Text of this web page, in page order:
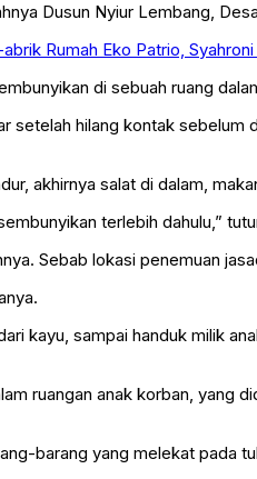
Dusun Nyiur Lembang,
Rumah Eko Patrio,
di sebuah ruang
hilang kontak
akhirnya salat di dalam,
terlebih dahulu,”
Sebab lokasi penemuan
kayu, sampai handuk milik
ruangan anak korban, yang
barang yang melekat pada